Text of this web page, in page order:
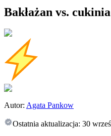
Bakłażan vs.
Autor: Agata Pankow
Ostatnia aktualizacja: 30